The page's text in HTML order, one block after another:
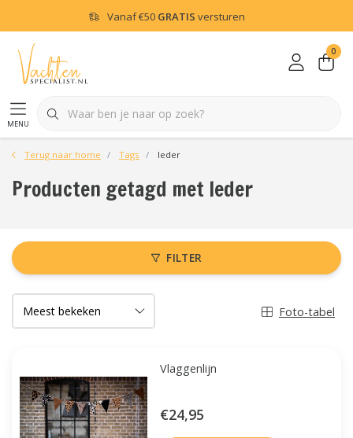
Vanaf€50 GRATIS versturen
menu
0
Terug naar home Tags leder
Producten getagd met leder
FILTER
Foto-tabel
Vlaggenlijn
€24,95